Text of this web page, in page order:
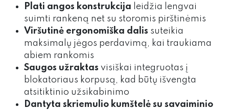
Plati angos konstrukcija leidžia lengvai
suimti rankeną net su storomis pirštinėmis
Viršutinė ergonomiška dalis suteikia
maksimalų jėgos perdavimą, kai traukiama
abiem rankomis
Saugos užraktas visiškai integruotas į
blokatoriaus korpusą, kad būtų išvengta
atsitiktinio užsikabinimo
Dantyta skriemulio kumštelė su savaiminio